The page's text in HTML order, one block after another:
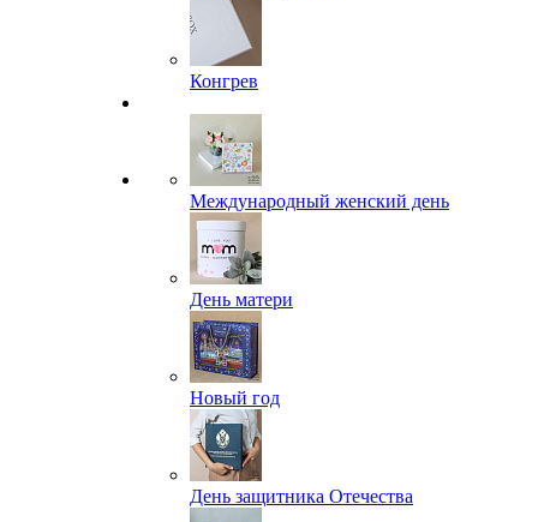
Конгрев
Международный женский день
День матери
Новый год
День защитника Отечества